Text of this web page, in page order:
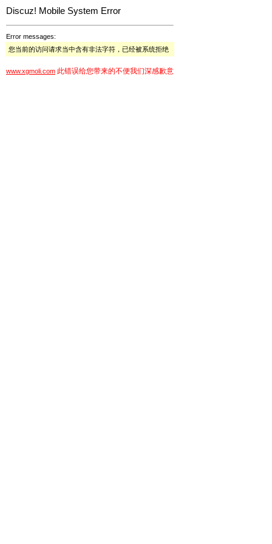
Discuz! Mobile System Error
Error messages:
您当前的访问请求当中含有非法字符，已经被系统拒绝
www.xgmoli.com 此错误给您带来的不便我们深感歉意